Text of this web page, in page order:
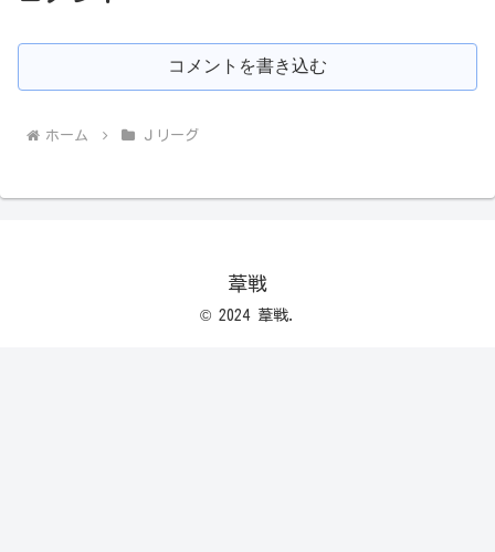
コメントを書き込む
ホーム Ｊリーグ
葦戦
© 2024 葦戦.